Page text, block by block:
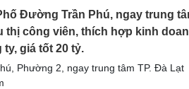
Đường Trần Phú, ngay trung
thị công viên, thích hợp kinh
giá tốt 20 tỷ.
Phường 2, ngay trung tâm TP. Đà Lạt